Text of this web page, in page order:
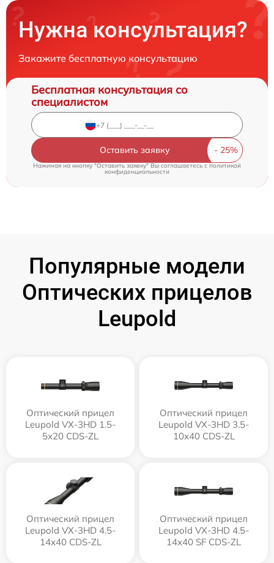
Нужна консультация?
Закажите бесплатную консультацию
Бесплатная консультация со
специалистом
Оставить заявку
Нажимая на кнопку "Оставить заявку" Вы соглашаетесь c политикой
конфиденциальности
Популярные модели
Оптических прицелов
Leupold
Оптический прицел
Leupold VX-3HD 1.5-
5x20 CDS-ZL
Оптический прицел
Leupold VX-3HD 3.5-
10x40 CDS-ZL
Оптический прицел
Leupold VX-3HD 4.5-
14x40 CDS-ZL
Оптический прицел
Leupold VX-3HD 4.5-
14x40 SF CDS-ZL